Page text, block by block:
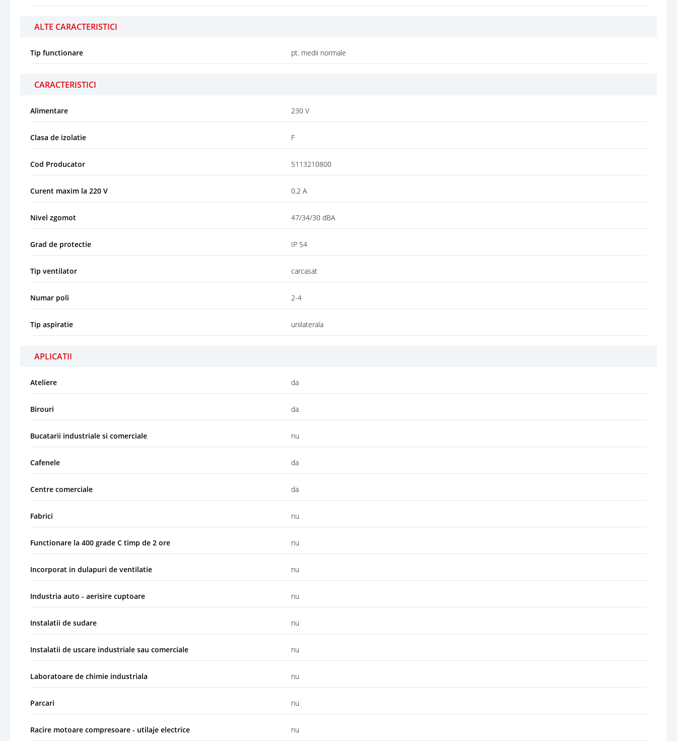
ALTE CARACTERISTICI
Tip functionare pt. medii normale
CARACTERISTICI
Alimentare 230 V
Clasa de izolatie F
Cod Producator 5113210800
Curent maxim la 220 V 0.2 A
Nivel zgomot 47/34/30 dBA
Grad de protectie IP 54
Tip ventilator carcasat
Numar poli 2-4
Tip aspiratie unilaterala
APLICATII
Ateliere da
Birouri da
Bucatarii industriale si comerciale nu
Cafenele da
Centre comerciale da
Fabrici nu
Functionare la 400 grade C timp de 2 ore nu
Incorporat in dulapuri de ventilatie nu
Industria auto - aerisire cuptoare nu
Instalatii de sudare nu
Instalatii de uscare industriale sau comerciale nu
Laboratoare de chimie industriala nu
Parcari nu
Racire motoare compresoare - utilaje electrice nu